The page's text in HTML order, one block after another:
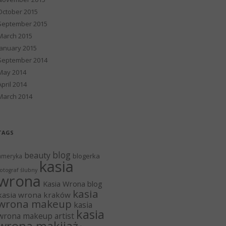
2015
2015
2015
2015
2014
2014
2014
2014
beauty blog blogerka
ślubny kasia
Kasia Wrona blog
wrona kraków kasia
makeup kasia
makeup artist kasia